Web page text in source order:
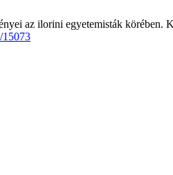
az ilorini egyetemisták
15073